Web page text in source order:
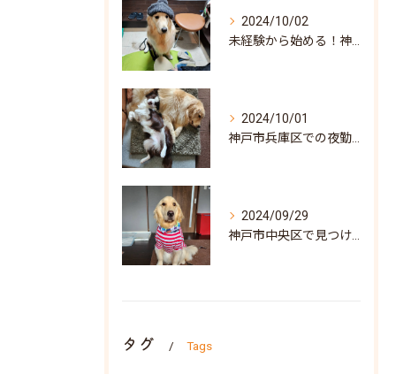
2024/10/02
2024/10/01
2024/09/29
タグ Tags